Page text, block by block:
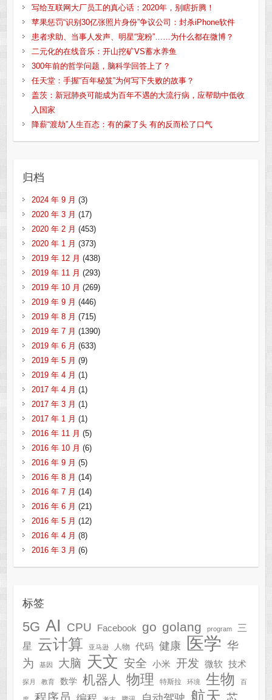
写给互联网大厂员工的真心话：2020年，别瞎折腾！
苹果惩罚“识别30亿张照片身份”争议公司：封杀iPhone软件
患者求助、当事人发声、明星“宠粉”……为什么都在微博？
二元化的在线音乐：开山挖矿VS蓄水养鱼
300年前的哲学问题，脑科学回答上了？
任天堂：手握“百年秘笈”为何写下失败的故事？
盖茨：新冠肺炎可能成为百年不遇的大流行病，应帮助中低收
入国家
降薪“渡劫”人生百态：有的蒙了头 有的反而松了口气
归档
2024 年 9 月 (3)
2020 年 3 月 (17)
2020 年 2 月 (453)
2020 年 1 月 (373)
2019 年 12 月 (438)
2019 年 11 月 (293)
2019 年 10 月 (269)
2019 年 9 月 (446)
2019 年 8 月 (715)
2019 年 7 月 (1390)
2019 年 6 月 (633)
2019 年 5 月 (9)
2019 年 4 月 (1)
2017 年 4 月 (1)
2017 年 3 月 (1)
2017 年 1 月 (1)
2016 年 11 月 (5)
2016 年 10 月 (6)
2016 年 9 月 (5)
2016 年 8 月 (14)
2016 年 7 月 (14)
2016 年 6 月 (21)
2016 年 5 月 (12)
2016 年 4 月 (8)
2016 年 3 月 (6)
标签
5G AI CPU Facebook go golang program
三
星
云计算 亚马逊 人物 代码 健康 医学 华
为
基因 大脑 天文 安全 小米 开发 微软 技术
探月 教育 数学 机器人 物理 特斯拉 环境 生物 百
航天